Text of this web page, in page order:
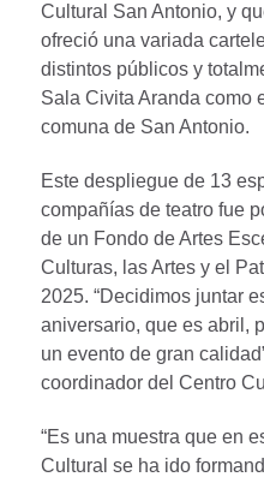
Cultural San Antonio, y
ofreció una variada
distintos públicos y
Sala Civita Aranda como
comuna de San Antonio.
Este despliegue de 13
compañías de teatro fue
de un Fondo de Artes
Culturas, las Artes y el
2025. “Decidimos juntar
aniversario, que es abril,
un evento de gran
coordinador del Centro
“Es una muestra que en
Cultural se ha ido